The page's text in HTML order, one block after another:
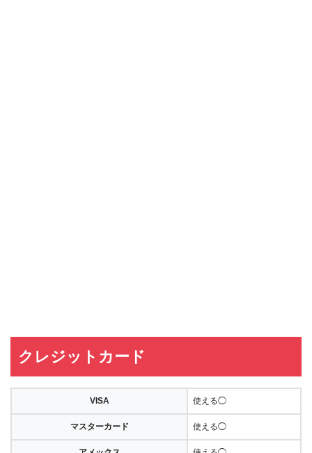
クレジットカード
VISA 使える◯
マスターカード 使える◯